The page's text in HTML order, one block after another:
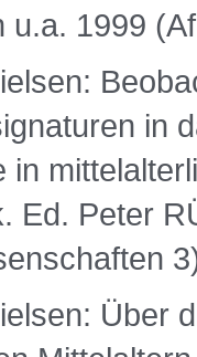
u.a. 1999
in
in
Ed. Peter
Über